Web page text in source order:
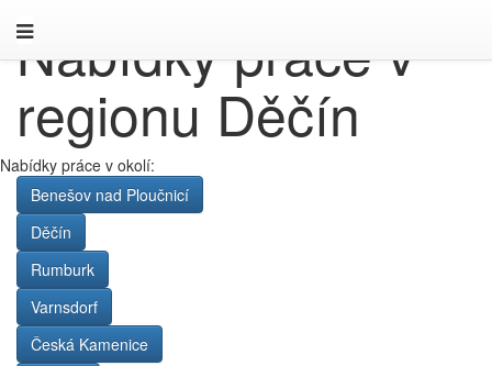
Nabídky práce v
regionu Děčín
Nabídky práce v okolí:
Benešov nad Ploučnicí
Děčín
Rumburk
Varnsdorf
Česká Kamenice